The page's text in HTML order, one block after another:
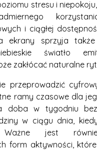
stresu i
i ciągłej
ekrany sprzyja także
światło
zakłócać naturalne
przeprowadzić
ramy czasowe dla
doba w tygodniu bez
w ciągu dnia,
Ważne jest
form aktywności,